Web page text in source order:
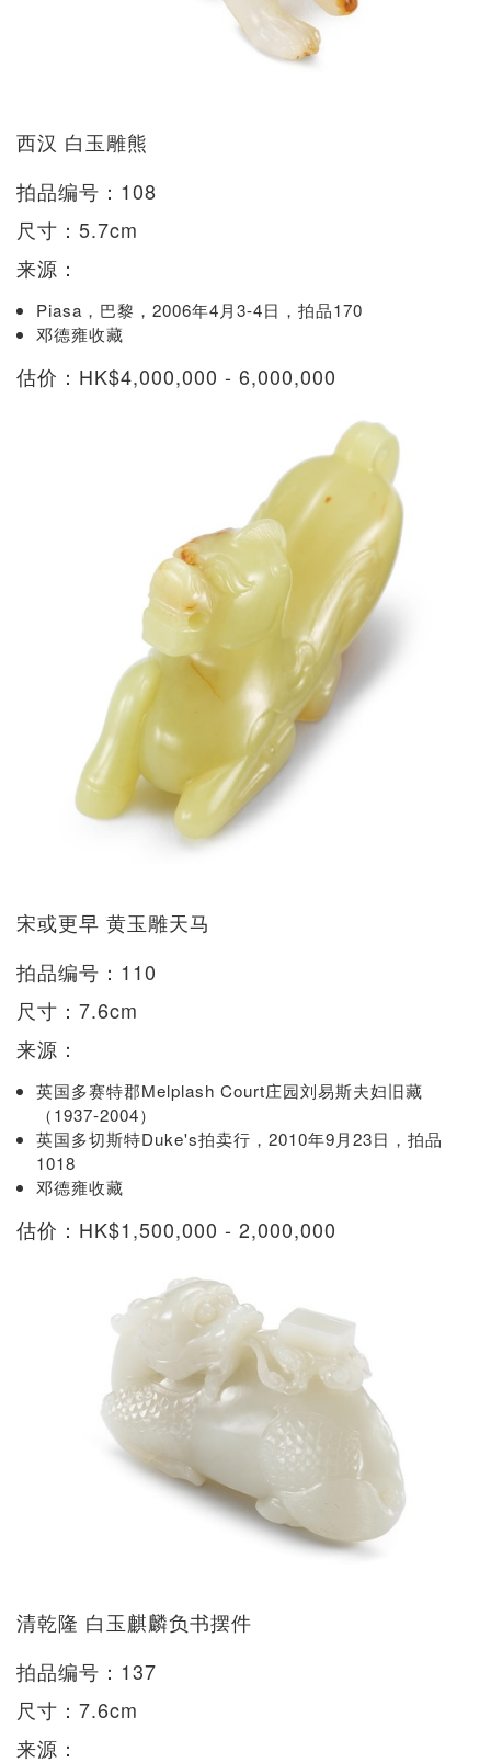
西汉 白玉雕熊
拍品编号：108
尺寸：5.7cm
来源：
Piasa，巴黎，2006年4月3-4日，拍品170
邓德雍收藏
估价：HK$4,000,000 - 6,000,000
宋或更早 黄玉雕天马
拍品编号：110
尺寸：7.6cm
来源：
英国多赛特郡Melplash Court庄园刘易斯夫妇旧藏
（1937-2004）
英国多切斯特Duke's拍卖行，2010年9月23日，拍品
1018
邓德雍收藏
估价：HK$1,500,000 - 2,000,000
清乾隆 白玉麒麟负书摆件
拍品编号：137
尺寸：7.6cm
来源：